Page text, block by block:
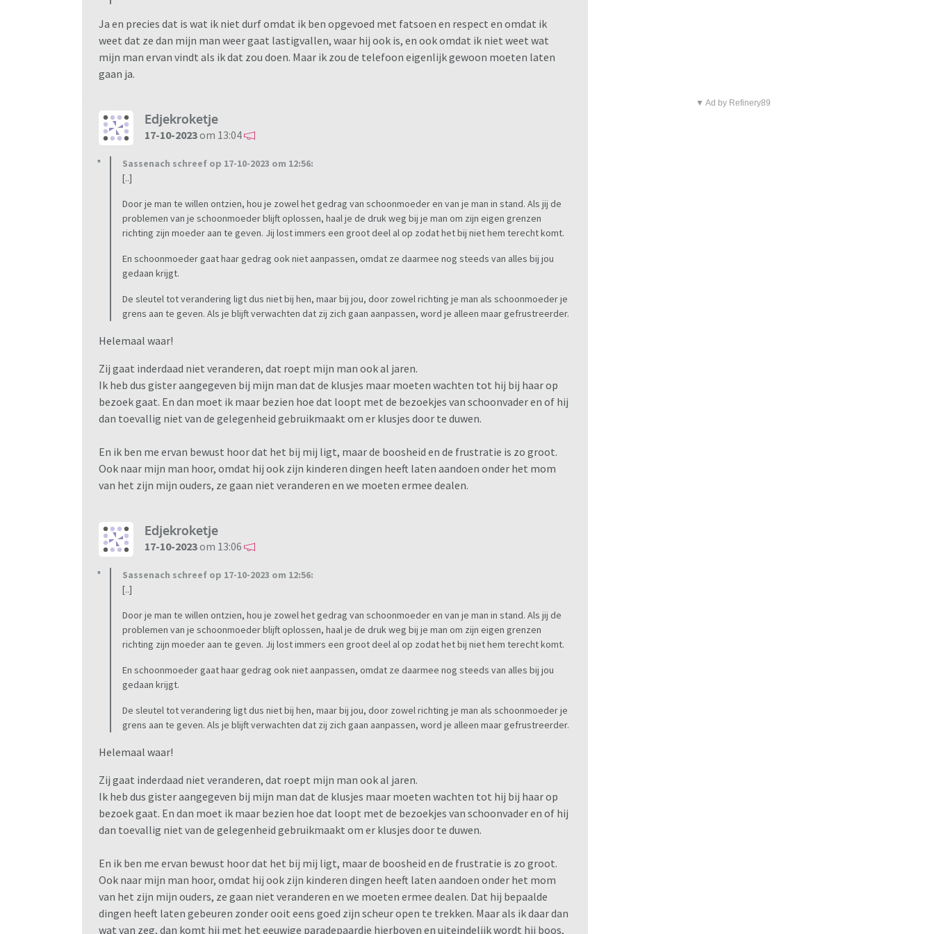
Ik ben opzoek naar meer manieren waarop we schoonouders op afstand kunnen houden. Zoals
gezegd kom ik er al niet meer, alleen als het niet anders kan. De kinderen hebben wat ons betreft
afstand nemen durft hij niet uit angst dat er vandaag of morgen wat gebeurt en hij achter zal
blijven met een schuldgevoel. En dat snap ik.
Wie heeft er misschien nog tips over hoe om te gaan met deze situatie?
Ps ik kan boeken schrijven over wat er gebeurd is met mijn kinderen en wat er gedaan is tegen
hoop dat dit al genoeg zegt.
Ja en precies dat is wat ik niet durf omdat ik ben opgevoed met fatsoen en respect en omdat ik
weet dat ze dan mijn man weer gaat lastigvallen, waar hij ook is, en ook omdat ik niet weet wat
mijn man ervan vindt als ik dat zou doen. Maar ik zou de telefoon eigenlijk gewoon moeten laten
gaan ja.
Edjekroketje
17-10-2023om 13:04
Sassenach schreef op 17-10-2023 om 12:56:
[..]
Door je man te willen ontzien, hou je zowel het gedrag van schoonmoeder en van je man in stand. Als jij de
problemen van je schoonmoeder blijft oplossen, haal je de druk weg bij je man om zijn eigen grenzen
richting zijn moeder aan te geven. Jij lost immers een groot deel al op zodat het bij niet hem terecht komt.
En schoonmoeder gaat haar gedrag ook niet aanpassen, omdat ze daarmee nog steeds van alles bij jou
gedaan krijgt.
De sleutel tot verandering ligt dus niet bij hen, maar bij jou, door zowel richting je man als schoonmoeder je
grens aan te geven. Als je blijft verwachten dat zij zich gaan aanpassen, word je alleen maar gefrustreerder.
Helemaal waar!
Zij gaat inderdaad niet veranderen, dat roept mijn man ook al jaren.
Ik heb dus gister aangegeven bij mijn man dat de klusjes maar moeten wachten tot hij bij haar op
bezoek gaat. En dan moet ik maar bezien hoe dat loopt met de bezoekjes van schoonvader en of hij
dan toevallig niet van de gelegenheid gebruikmaakt om er klusjes door te duwen.
En ik ben me ervan bewust hoor dat het bij mij ligt, maar de boosheid en de frustratie is zo groot.
Ook naar mijn man hoor, omdat hij ook zijn kinderen dingen heeft laten aandoen onder het mom
van het zijn mijn ouders, ze gaan niet veranderen en we moeten ermee dealen.
Edjekroketje
17-10-2023om 13:06
Sassenach schreef op 17-10-2023 om 12:56:
[..]
Door je man te willen ontzien, hou je zowel het gedrag van schoonmoeder en van je man in stand. Als jij de
problemen van je schoonmoeder blijft oplossen, haal je de druk weg bij je man om zijn eigen grenzen
richting zijn moeder aan te geven. Jij lost immers een groot deel al op zodat het bij niet hem terecht komt.
En schoonmoeder gaat haar gedrag ook niet aanpassen, omdat ze daarmee nog steeds van alles bij jou
gedaan krijgt.
De sleutel tot verandering ligt dus niet bij hen, maar bij jou, door zowel richting je man als schoonmoeder je
grens aan te geven. Als je blijft verwachten dat zij zich gaan aanpassen, word je alleen maar gefrustreerder.
Helemaal waar!
Zij gaat inderdaad niet veranderen, dat roept mijn man ook al jaren.
Ik heb dus gister aangegeven bij mijn man dat de klusjes maar moeten wachten tot hij bij haar op
bezoek gaat. En dan moet ik maar bezien hoe dat loopt met de bezoekjes van schoonvader en of hij
dan toevallig niet van de gelegenheid gebruikmaakt om er klusjes door te duwen.
En ik ben me ervan bewust hoor dat het bij mij ligt, maar de boosheid en de frustratie is zo groot.
Ook naar mijn man hoor, omdat hij ook zijn kinderen dingen heeft laten aandoen onder het mom
van het zijn mijn ouders, ze gaan niet veranderen en we moeten ermee dealen. Dat hij bepaalde
dingen heeft laten gebeuren zonder ooit eens goed zijn scheur open te trekken. Maar als ik daar dan
wat van zeg, dan komt hij met het eeuwige paradepaardje hierboven en uiteindelijk wordt hij boos,
▼ Ad by Refinery89